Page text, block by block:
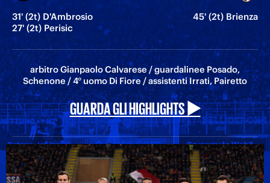
31' (2t) D'Ambrosio
27' (2t) Perisic
45' (2t) Brienza
arbitro Gianpaolo Calvarese / guardalinee Posado,
Schenone / 4° uomo Di Fiore / assistenti Irrati, Pairetto
GUARDA GLI HIGHLIGHTS ▶️